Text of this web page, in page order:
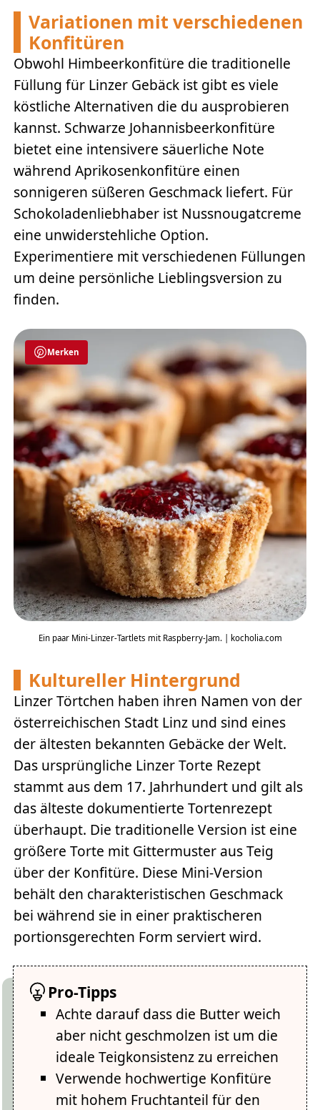
Variationen mit verschiedenen
Konfitüren
Obwohl Himbeerkonfitüre die traditionelle
Füllung für Linzer Gebäck ist gibt es viele
köstliche Alternativen die du ausprobieren
kannst. Schwarze Johannisbeerkonfitüre
bietet eine intensivere säuerliche Note
während Aprikosenkonfitüre einen
sonnigeren süßeren Geschmack liefert. Für
Schokoladenliebhaber ist Nussnougatcreme
eine unwiderstehliche Option.
Experimentiere mit verschiedenen Füllungen
um deine persönliche Lieblingsversion zu
finden.
Merken
Ein paar Mini-Linzer-Tartlets mit Raspberry-Jam. | kocholia.com
Kultureller Hintergrund
Linzer Törtchen haben ihren Namen von der
österreichischen Stadt Linz und sind eines
der ältesten bekannten Gebäcke der Welt.
Das ursprüngliche Linzer Torte Rezept
stammt aus dem 17. Jahrhundert und gilt als
das älteste dokumentierte Tortenrezept
überhaupt. Die traditionelle Version ist eine
größere Torte mit Gittermuster aus Teig
über der Konfitüre. Diese Mini-Version
behält den charakteristischen Geschmack
bei während sie in einer praktischeren
portionsgerechten Form serviert wird.
Pro-Tipps
Achte darauf dass die Butter weich
aber nicht geschmolzen ist um die
ideale Teigkonsistenz zu erreichen
Verwende hochwertige Konfitüre
mit hohem Fruchtanteil für den